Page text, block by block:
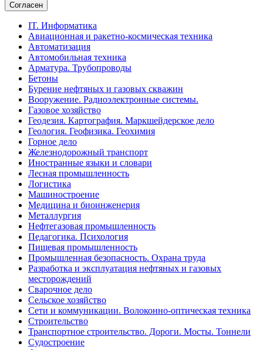
Согласен
IT. Информатика
Авиационная и ракетно-космическая техника
Автоматизация
Автомобильная техника
Арматура. Трубопроводы
Бетоны
Бурение нефтяных и газовых скважин
Вооружение. Радиоэлектронные системы.
Газовое хозяйство
Геодезия. Картография. Маркшейдерское дело
Геология. Геофизика. Геохимия
Горное дело
Железнодорожный транспорт
Иностранные языки и словари
Лесная промышленность
Логистика
Машиностроение
Медицина и биоинженерия
Металлургия
Нефтегазовая промышленность
Педагогика. Психология
Пищевая промышленность
Промышленная безопасность. Охрана труда
Разработка и эксплуатация нефтяных и газовых
месторождений
Сварочное дело
Сельское хозяйство
Сети и коммуникации. Волоконно-оптическая техника
Строительство
Транспортное строительство. Дороги. Мосты. Тоннели
Судостроение